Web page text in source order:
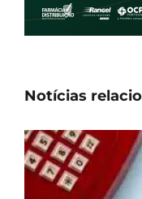
Notícias